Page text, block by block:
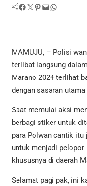
Facebook Twitter Pinterest Mail WhatsApp
MAMUJU, – Polisi
terlibat langsung
Marano 2024 terlihat
dengan sasaran
Saat memulai aksi
berbagi stiker untuk
para Polwan cantik itu
untuk menjadi
khususnya di daerah
Selamat pagi pak, ini